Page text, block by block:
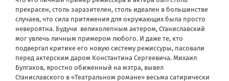
прекрасен, столь заразителен, столь идеален в большинстве
случаев, что сила притяжения для окружающих была просто
невероятна. Будучи великолепным актером, Станиславский
мог увлечь личным примером любого. И даже те, кто
подвергал критике его новую систему режиссуры, пасовали
перед актерским даром Константина Сергеевича. Михаил
Булгаков, яростно обиженный на мэтра, вывел
Станиславского в «Театральном романе» весьма сатирически